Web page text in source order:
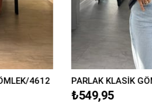
4612 PARLAK KLASİK
₺549,95